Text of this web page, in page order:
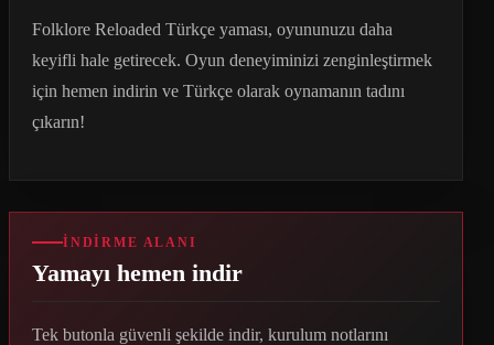
Folklore Reloaded Türkçe yaması, oyununuzu daha
keyifli hale getirecek. Oyun deneyiminizi zenginleştirmek
için hemen indirin ve Türkçe olarak oynamanın tadını
çıkarın!
İNDIRME ALANI
Yamayı hemen indir
Tek butonla güvenli şekilde indir, kurulum notlarını